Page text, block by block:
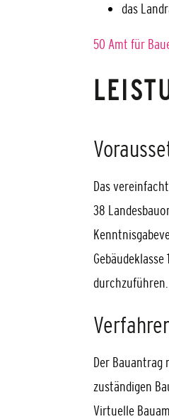
das
50 Amt für
Das
38
durchzuführen.
Der
zuständigen
Virtuelle